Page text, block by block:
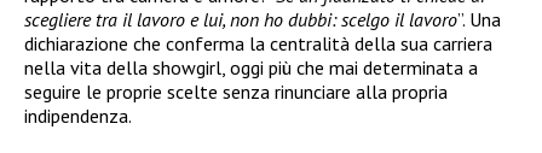
scegliere tra il lavoro e lui, non ho dubbi: scelgo il lavoro”. Una
dichiarazione che conferma la centralità della sua carriera
nella vita della showgirl, oggi più che mai determinata a
seguire le proprie scelte senza rinunciare alla propria
indipendenza.